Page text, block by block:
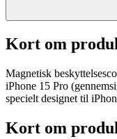
Kort om
Magnetisk
iPhone 15 Pro
specielt designet til
Kort om